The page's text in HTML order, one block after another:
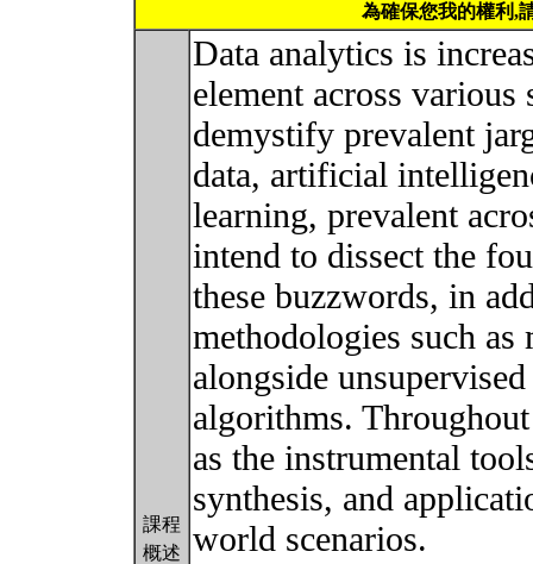
為確保您我的權利,
課程
概述
Data analytics is
element across
demystify prevalent
data, artificial
learning, prevalent
intend to dissect the
these buzzwords, in
methodologies such
alongside
algorithms.
as the instrumental
synthesis, and
world scenarios.